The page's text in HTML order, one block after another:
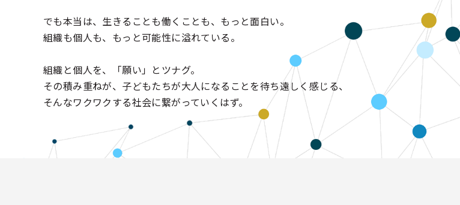
でも本当は、生きることも働くことも、もっと面白い。
組織も個人も、もっと可能性に溢れている。
組織と個人を、「願い」とツナグ。
その積み重ねが、子どもたちが大人になることを待ち遠しく感じる、
そんなワクワクする社会に繋がっていくはず。